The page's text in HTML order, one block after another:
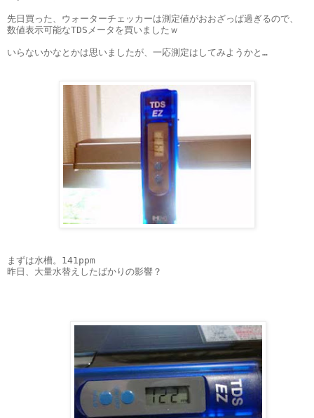
先日買った、ウォーターチェッカーは測定値がおおざっぱ過ぎるので、
数値表示可能なTDSメータを買いましたｗ
いらないかなとかは思いましたが、一応測定はしてみようかと…
まずは水槽。141ppm
昨日、大量水替えしたばかりの影響？